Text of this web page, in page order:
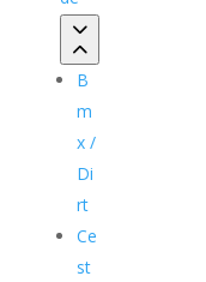
B
m
x /
Di
rt
Ce
st